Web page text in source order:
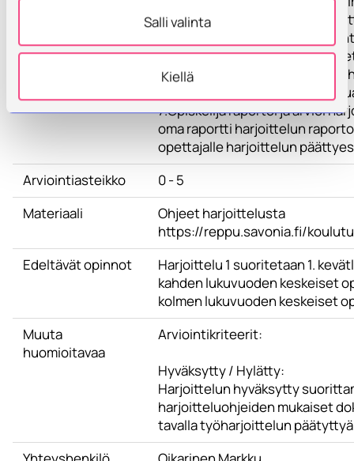
Salli valinta
Kiellä
harjoittelusuunnitelman
HARJOITTELUN
Sopimus esitellään ja
määrityksessä avuksi
6.Opiskelija suorittaa
7.Opiskelija raportoi ja arvioi
oma raportti harjoittelun
opettajalle harjoittelun
Arviointiasteikko
0 - 5
Materiaali
Ohjeet harjoittelusta
https://reppu.savonia.fi/
Edeltävät opinnot
Harjoittelu 1 suoritetaan 1.
kahden lukuvuoden keskeiset
kolmen lukuvuoden keskeiset
Muuta
huomioitavaa
Arviointikriteerit:
Hyväksytty / Hylätty:
Harjoittelun hyväksytty
harjoitteluohjeiden mukaiset
tavalla työharjoittelun